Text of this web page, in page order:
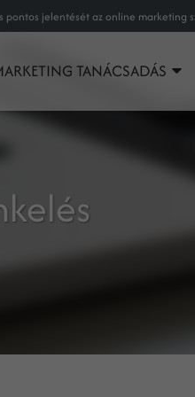
TANÁCSADÁS